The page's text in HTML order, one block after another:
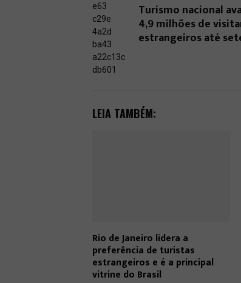
Turismo nacional
4,9 milhões de
estrangeiros até
LEIA TAMBÉM:
Rio de Janeiro lidera a
preferência de turistas
estrangeiros e é a principal
vitrine do Brasil